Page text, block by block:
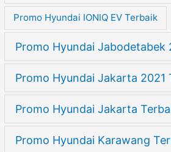
Promo Hyundai IONIQ EV Terbaik
Promo Hyundai Jabodetabek
Promo Hyundai Jakarta 2021
Promo Hyundai Jakarta
Promo Hyundai Karawang